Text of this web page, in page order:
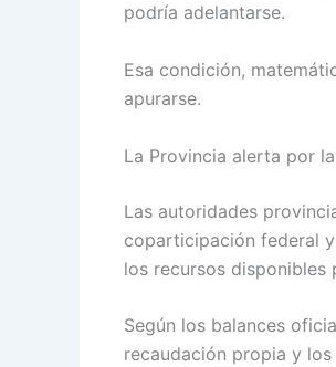
podría adelantarse.
Esa condición,
apurarse.
La Provincia alerta por
Las autoridades
coparticipación federal
los recursos disponibles
Según los balances
recaudación propia y